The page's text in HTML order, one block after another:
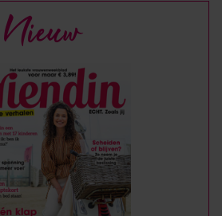
Nieuw